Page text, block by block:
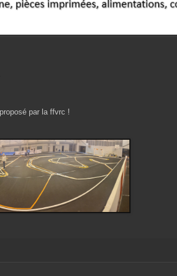
par la ffvrc !